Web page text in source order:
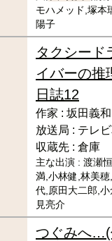
モハメッド,塚本
陽子
タクシード
イバーの推
日誌12
作家 : 坂田義和
放送局 : テレ
収蔵先 : 倉庫
主な出演 : 渡瀬
満,小林健,林美
代,原田大二郎,
見亮介
つぐみへ